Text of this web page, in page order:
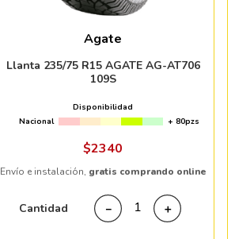
Agate
Llanta 235/75 R15 AGATE AG-AT706
109S
Disponibilidad
Nacional
+ 80pzs
$2340
Envío e instalación, gratis comprando online
Cantidad ＋
－